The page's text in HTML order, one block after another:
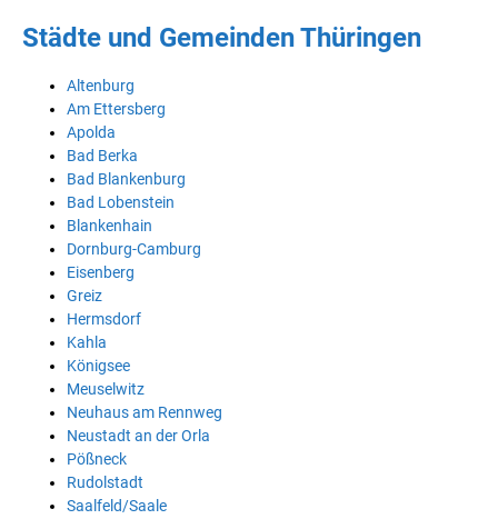
Städte und Gemeinden Thüringen
Altenburg
Am Ettersberg
Apolda
Bad Berka
Bad Blankenburg
Bad Lobenstein
Blankenhain
Dornburg-Camburg
Eisenberg
Greiz
Hermsdorf
Kahla
Königsee
Meuselwitz
Neuhaus am Rennweg
Neustadt an der Orla
Pößneck
Rudolstadt
Saalfeld/Saale